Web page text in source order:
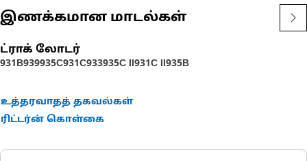
இணக்கமான மாடல்கள்
ட்ராக் லோடர்
931B939935C931C933935C II931C II935B
உத்தரவாதத் தகவல்கள்
ரிட்டர்ன் கொள்கை